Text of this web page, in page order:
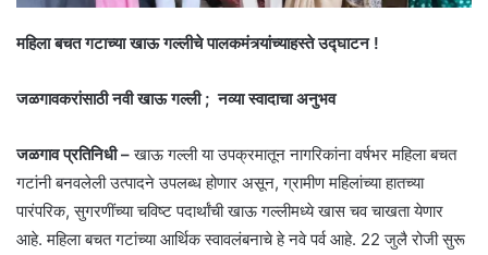
महिला बचत गटाच्या खाऊ गल्लीचे पालकमंत्र्यांच्याहस्ते उद्घाटन !
जळगावकरांसाठी नवी खाऊ गल्ली ; नव्या स्वादाचा अनुभव
जळगाव प्रतिनिधी –खाऊ गल्ली या उपक्रमातून नागरिकांना वर्षभर महिला बचत
गटांनी बनवलेली उत्पादने उपलब्ध होणार असून, ग्रामीण महिलांच्या हातच्या
पारंपरिक, सुगरणींच्या चविष्ट पदार्थांची खाऊ गल्लीमध्ये खास चव चाखता येणार
आहे. महिला बचत गटांच्या आर्थिक स्वावलंबनाचे हे नवे पर्व आहे. 22 जुलै रोजी सुरू